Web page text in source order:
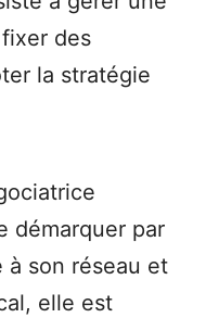
des
la stratégie
démarquer par
à son réseau et
elle est